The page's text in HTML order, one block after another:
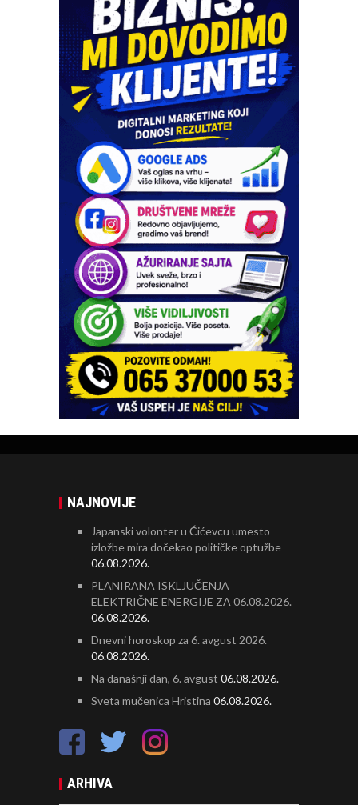
NAJNOVIJE
Japanski volonter u Ćićevcu umesto
izložbe mira dočekao političke optužbe
06.08.2026.
PLANIRANA ISKLJUČENJA
ELEKTRIČNE ENERGIJE ZA 06.08.2026.
06.08.2026.
Dnevni horoskop za 6. avgust 2026.
06.08.2026.
Na današnji dan, 6. avgust 06.08.2026.
Sveta mučenica Hristina 06.08.2026.
ARHIVA